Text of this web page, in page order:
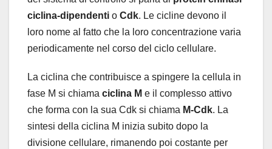
ciclina-dipendenti o Cdk. Le cicline devono il
loro nome al fatto che la loro concentrazione varia
periodicamente nel corso del ciclo cellulare.
La ciclina che contribuisce a spingere la cellula in
fase M si chiama ciclina M e il complesso attivo
che forma con la sua Cdk si chiama M-Cdk. La
sintesi della ciclina M inizia subito dopo la
divisione cellulare, rimanendo poi costante per